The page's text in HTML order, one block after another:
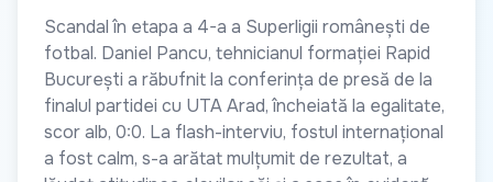
Scandal în etapa a 4-a a Superligii românești de
fotbal. Daniel Pancu, tehnicianul formației Rapid
București a răbufnit la conferința de presă de la
finalul partidei cu UTA Arad, încheiată la egalitate,
scor alb, 0:0. La flash-interviu, fostul internațional
a fost calm, s-a arătat mulțumit de rezultat, a